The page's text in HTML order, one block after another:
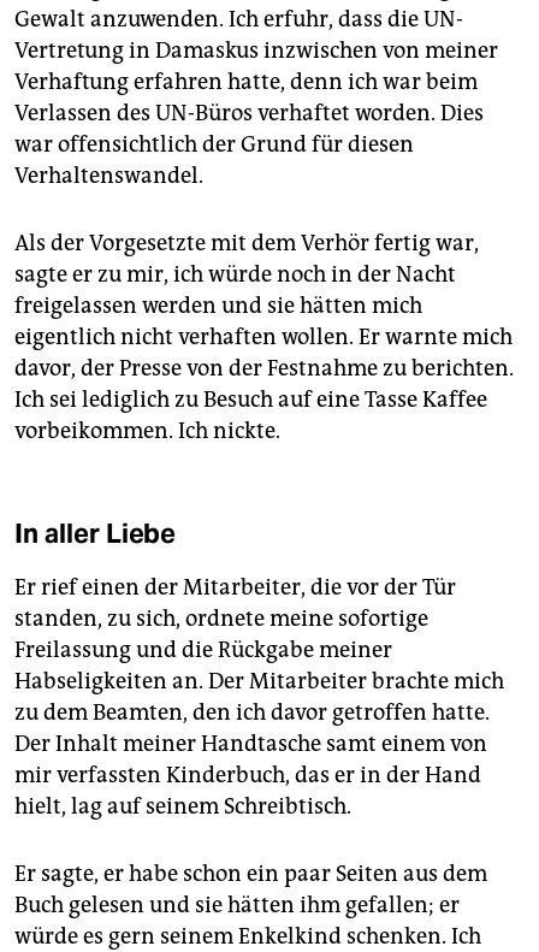
Gewalt anzuwenden. Ich erfuhr, dass die UN-
Vertretung in Damaskus inzwischen von meiner
Verhaftung erfahren hatte, denn ich war beim
Verlassen des UN-Büros verhaftet worden. Dies
war offensichtlich der Grund für diesen
Verhaltenswandel.
Als der Vorgesetzte mit dem Verhör fertig war,
sagte er zu mir, ich würde noch in der Nacht
freigelassen werden und sie hätten mich
eigentlich nicht verhaften wollen. Er warnte mich
davor, der Presse von der Festnahme zu berichten.
Ich sei lediglich zu Besuch auf eine Tasse Kaffee
vorbeikommen. Ich nickte.
In aller Liebe
Er rief einen der Mitarbeiter, die vor der Tür
standen, zu sich, ordnete meine sofortige
Freilassung und die Rückgabe meiner
Habseligkeiten an. Der Mitarbeiter brachte mich
zu dem Beamten, den ich davor getroffen hatte.
Der Inhalt meiner Handtasche samt einem von
mir verfassten Kinderbuch, das er in der Hand
hielt, lag auf seinem Schreibtisch.
Er sagte, er habe schon ein paar Seiten aus dem
Buch gelesen und sie hätten ihm gefallen; er
würde es gern seinem Enkelkind schenken. Ich